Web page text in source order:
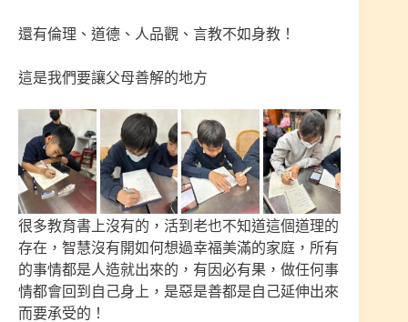
還有倫理、道德、人品觀、言教不如身教！
這是我們要讓父母善解的地方
很多教育書上沒有的，活到老也不知道這個道理的
存在，智慧沒有開如何想過幸福美滿的家庭，所有
的事情都是人造就出來的，有因必有果，做任何事
情都會回到自己身上，是惡是善都是自己延伸出來
而要承受的！